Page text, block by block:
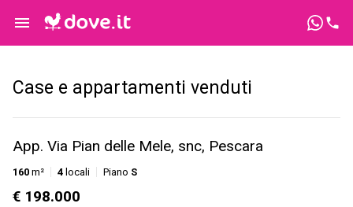
Case e appartamenti venduti
App. Via Pian delle Mele, snc, Pescara
160 m² 4 locali Piano S
€ 198.000